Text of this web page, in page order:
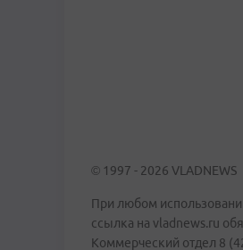
© 1997 - 2026 VLADNEWS
При любом
ссылка на vladnews.ru
Коммерческий отдел 8